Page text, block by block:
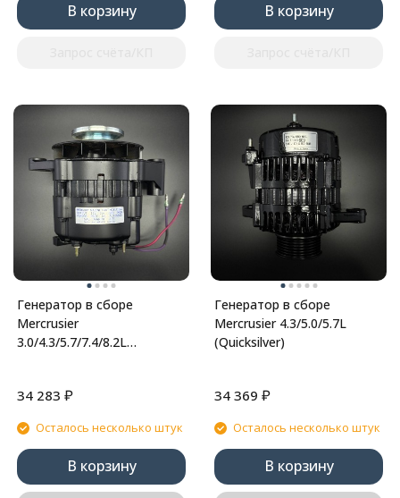
В корзину В корзину
Генератор в сборе
Mercrusier
3.0/4.3/5.7/7.4/8.2L
34 283 ₽
Осталось несколько штук
В корзину
Генератор в сборе
Mercrusier 4.3/5.0/5.7L
(Quicksilver)
34 369 ₽
Осталось несколько штук
В корзину